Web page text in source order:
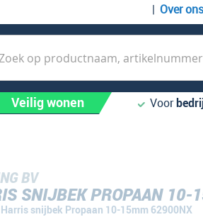
Over ons
Veilig wonen Voor
BV
SNIJBEK PROPAAN
Harris snijbek Propaan 10-15mm 62900NX